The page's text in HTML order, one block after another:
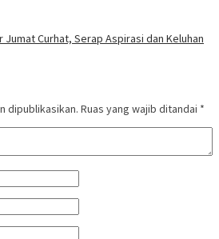
Curhat, Serap Aspirasi dan Keluhan
dipublikasikan. Ruas yang wajib ditandai *